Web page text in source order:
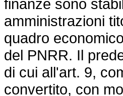
finanze sono
amministrazioni
quadro
del PNRR. Il
di cui all'art. 9,
convertito, con